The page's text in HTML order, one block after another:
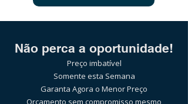
Não perca a oportunidade!
Preço imbatível
Somente esta Semana
Garanta Agora o Menor Preço
Orçamento sem compromisso mesmo